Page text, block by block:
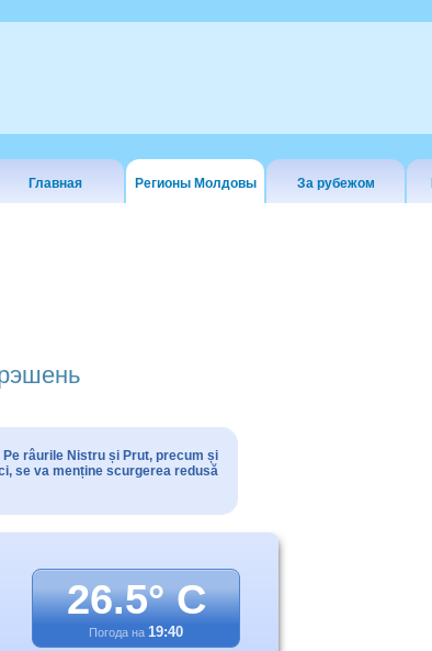
Главная Регионы Молдовы За рубежом
Pe râurile Nistru și Prut, precum și
se va menține scurgerea redusă
26.5° C
Погода на 19:40